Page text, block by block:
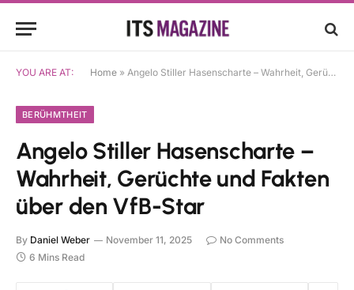
YOU ARE AT: Home » Angelo Stiller Hasenscharte – Wahrheit, Gerüchte und Fakten über den VfB-Star
BERÜHMTHEIT
Angelo Stiller Hasenscharte –
Wahrheit, Gerüchte und Fakten
über den VfB-Star
By Daniel Weber November 11, 2025
No Comments
6 Mins Read